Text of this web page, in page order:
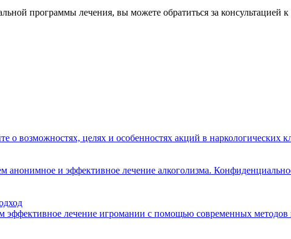
программы лечения, вы можете обратиться за консультацией
о возможностях, целях и особенностях акций в наркологических
анонимное и эффективное лечение алкоголизма.
эффективное лечение игромании с помощью современных